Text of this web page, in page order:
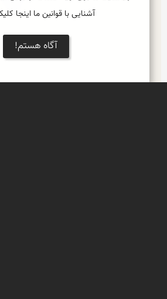
آشنایی با قوانین ما اینجا
آگاه هستم!